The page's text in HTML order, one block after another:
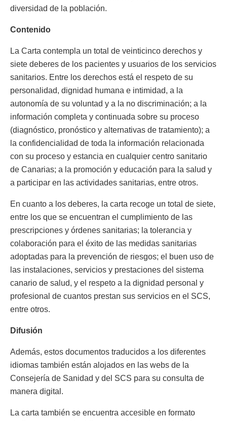
diversidad de la población.
Contenido
La Carta contempla un total de veinticinco derechos y
siete deberes de los pacientes y usuarios de los servicios
sanitarios. Entre los derechos está el respeto de su
personalidad, dignidad humana e intimidad, a la
autonomía de su voluntad y a la no discriminación; a la
información completa y continuada sobre su proceso
(diagnóstico, pronóstico y alternativas de tratamiento); a
la confidencialidad de toda la información relacionada
con su proceso y estancia en cualquier centro sanitario
de Canarias; a la promoción y educación para la salud y
a participar en las actividades sanitarias, entre otros.
En cuanto a los deberes, la carta recoge un total de siete,
entre los que se encuentran el cumplimiento de las
prescripciones y órdenes sanitarias; la tolerancia y
colaboración para el éxito de las medidas sanitarias
adoptadas para la prevención de riesgos; el buen uso de
las instalaciones, servicios y prestaciones del sistema
canario de salud, y el respeto a la dignidad personal y
profesional de cuantos prestan sus servicios en el SCS,
entre otros.
Difusión
Además, estos documentos traducidos a los diferentes
idiomas también están alojados en las webs de la
Consejería de Sanidad y del SCS para su consulta de
manera digital.
La carta también se encuentra accesible en formato